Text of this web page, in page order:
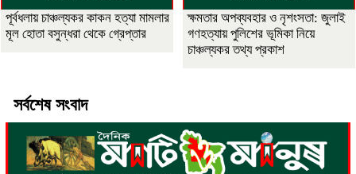
পূর্বধলায় চাঞ্চল্যকর কাকন হত্যা মামলার
মূল হোতা বসুন্ধরা থেকে গ্রেপ্তার
ক্ষমতার অপব্যবহার ও নৃশংসতা: জুলাই
গণহত্যায় পুলিশের ভূমিকা নিয়ে
চাঞ্চল্যকর তথ্য প্রকাশ
সর্বশেষ সংবাদ